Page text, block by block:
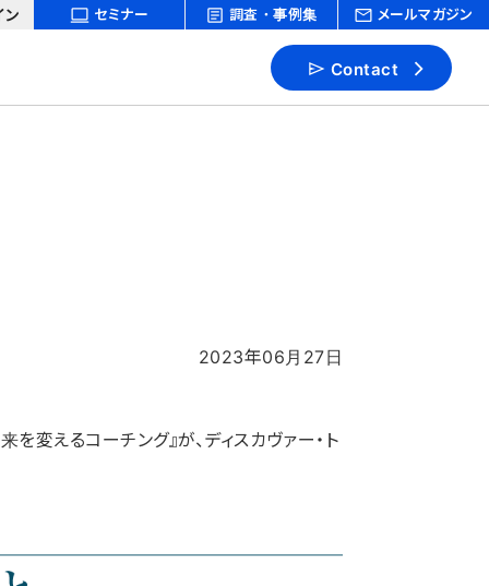
ン セミナー 調査・事例集 メールマガジン
Contact
2023年06月27日
えるコーチング』が、ディスカヴァー・ト